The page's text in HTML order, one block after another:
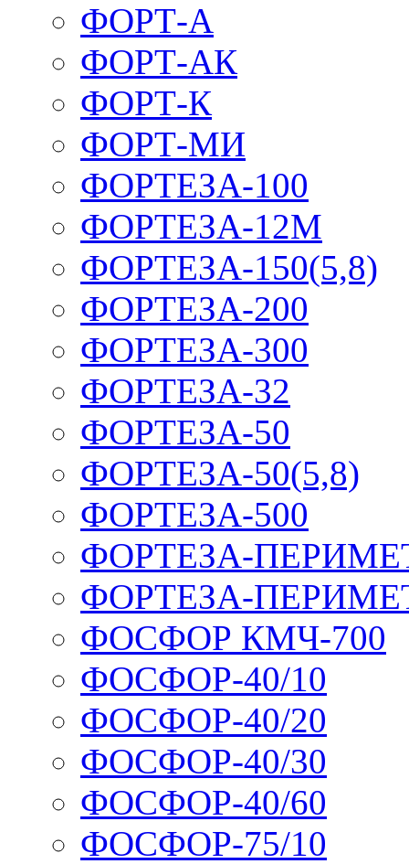
ФОРТ-А
ФОРТ-АК
ФОРТ-К
ФОРТ-МИ
ФОРТЕЗА-100
ФОРТЕЗА-12М
ФОРТЕЗА-150(5,8)
ФОРТЕЗА-200
ФОРТЕЗА-300
ФОРТЕЗА-32
ФОРТЕЗА-50
ФОРТЕЗА-50(5,8)
ФОРТЕЗА-500
ФОРТЕЗА-
ФОРТЕЗА-
ФОСФОР КМЧ-700
ФОСФОР-40/10
ФОСФОР-40/20
ФОСФОР-40/30
ФОСФОР-40/60
ФОСФОР-75/10